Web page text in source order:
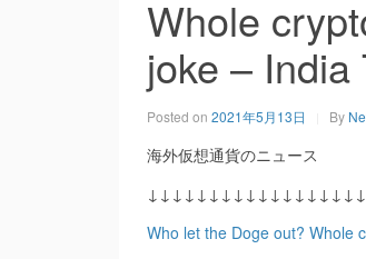
Whole
joke – India
Posted on 2021年5月13日 By
海外仮想通貨のニュース
Who let the Doge out? Whole